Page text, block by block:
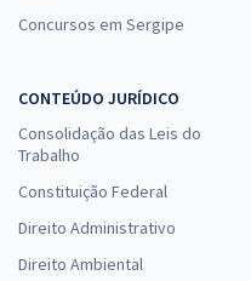
Concursos em Sergipe
CONTEÚDO JURÍDICO
Consolidação das Leis do
Trabalho
Constituição Federal
Direito Administrativo
Direito Ambiental